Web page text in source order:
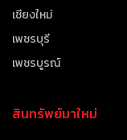
เชียงใหม่
เพชรบุรี
เพชรบูรณ์
สินทรัพย์มาใหม่